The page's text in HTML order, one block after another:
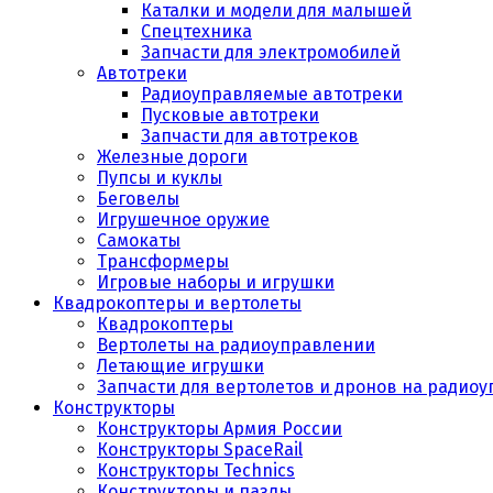
Каталки и модели для малышей
Спецтехника
Запчасти для электромобилей
Автотреки
Радиоуправляемые автотреки
Пусковые автотреки
Запчасти для автотреков
Железные дороги
Пупсы и куклы
Беговелы
Игрушечное оружие
Самокаты
Трансформеры
Игровые наборы и игрушки
Квадрокоптеры и вертолеты
Квадрокоптеры
Вертолеты на радиоуправлении
Летающие игрушки
Запчасти для вертолетов и дронов на
Конструкторы
Конструкторы Армия России
Конструкторы SpaceRail
Конструкторы Technics